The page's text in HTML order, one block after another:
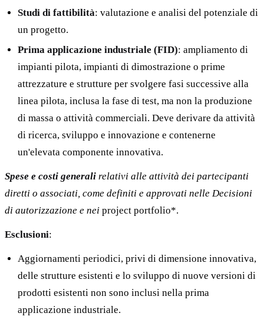
Studi di fattibilità: valutazione e analisi del potenziale di
un progetto.
Prima applicazione industriale (FID): ampliamento di
impianti pilota, impianti di dimostrazione o prime
attrezzature e strutture per svolgere fasi successive alla
linea pilota, inclusa la fase di test, ma non la produzione
di massa o attività commerciali. Deve derivare da attività
di ricerca, sviluppo e innovazione e contenerne
un'elevata componente innovativa.
Spese e costi generali relativi alle attività dei partecipanti
diretti o associati, come definiti e approvati nelle Decisioni
di autorizzazione e nei project portfolio*.
Esclusioni:
Aggiornamenti periodici, privi di dimensione innovativa,
delle strutture esistenti e lo sviluppo di nuove versioni di
prodotti esistenti non sono inclusi nella prima
applicazione industriale.